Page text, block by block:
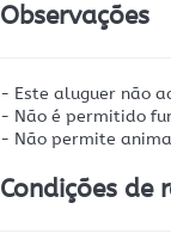
Observações
- Este aluguer não
- Não é permitido
- Não permite
Condições de